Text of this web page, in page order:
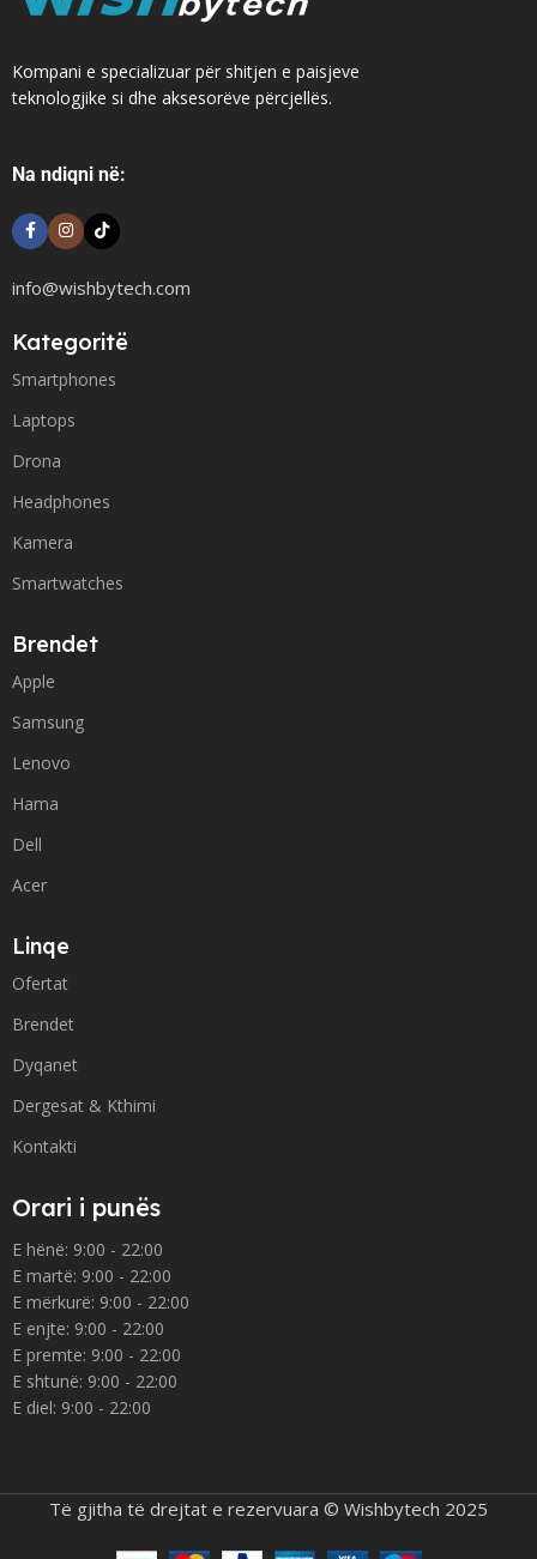
Kompani e specializuar për shitjen e paisjeve
teknologjike si dhe aksesorëve përcjellës.
Na ndiqni në:
info@wishbytech.com
Kategoritë
Smartphones
Laptops
Drona
Headphones
Kamera
Smartwatches
Brendet
Apple
Samsung
Lenovo
Hama
Dell
Acer
Linqe
Ofertat
Brendet
Dyqanet
Dergesat & Kthimi
Kontakti
Orari i punës
E hënë: 9:00 - 22:00
E martë: 9:00 - 22:00
E mërkurë: 9:00 - 22:00
E enjte: 9:00 - 22:00
E premte: 9:00 - 22:00
E shtunë: 9:00 - 22:00
E diel: 9:00 - 22:00
Të gjitha të drejtat e rezervuara © Wishbytech 2025